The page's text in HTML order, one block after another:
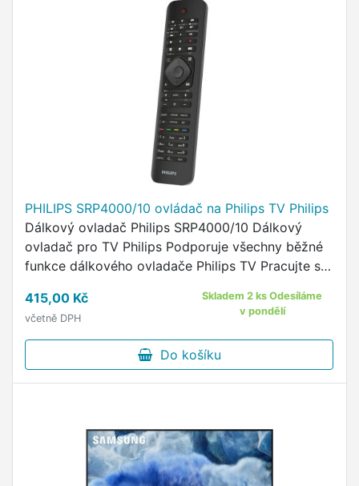
PHILIPS SRP4000/10 ovládač na Philips TV Philips
Dálkový ovladač Philips SRP4000/10 Dálkový
ovladač pro TV Philips Podporuje všechny běžné
funkce dálkového ovladače Philips TV Pracujte se
různými typy televizorů, …
415,00 Kč
včetně DPH
Skladem 2 ks Odesíláme
v pondělí
Do košíku